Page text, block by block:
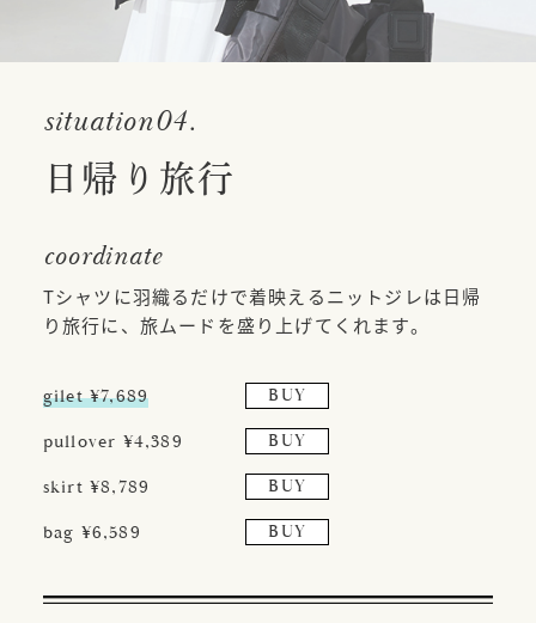
situation04.
日帰り旅行
coordinate
Tシャツに羽織るだけで着映えるニットジレは日帰
り旅行に、旅ムードを盛り上げてくれます。
gilet ¥7,689 BUY
pullover ¥4,389 BUY
skirt ¥8,789 BUY
bag ¥6,589 BUY